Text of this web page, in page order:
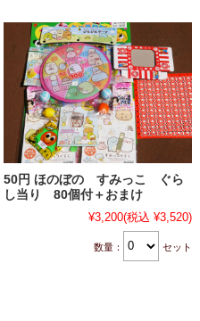
50円 ほのぼの すみっこ ぐら
し当り 80個付＋おまけ
¥3,200(税込 ¥3,520)
数量： セット